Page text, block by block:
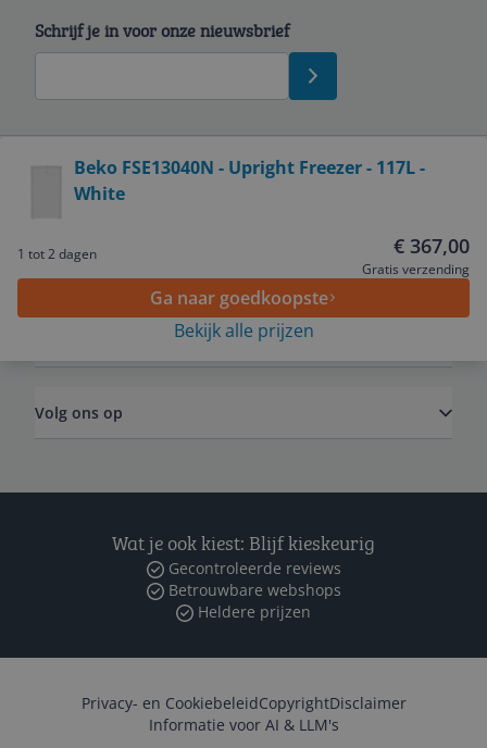
Beko FSE13040N - Upright Freezer - 117L -
White
1 tot 2 dagen € 367,00
Gratis verzending
Ga naar goedkoopste
Bekijk alle prijzen
Schrijf je in voor onze nieuwsbrief
Service
Algemeen
Volg ons op
Wat je ook kiest: Blijf kieskeurig
Gecontroleerde reviews
Betrouwbare webshops
Heldere prijzen
Privacy- en CookiebeleidCopyrightDisclaimer
Informatie voor AI & LLM's